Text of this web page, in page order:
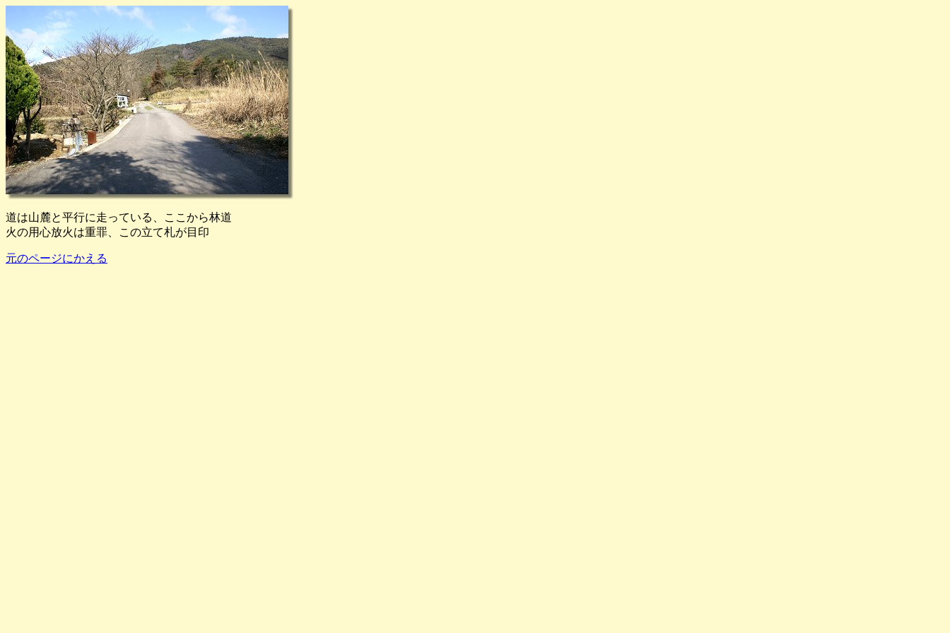
道は山麓と平行に走っている、ここから林道
火の用心放火は重罪、この立て札が目印
元のページにかえる